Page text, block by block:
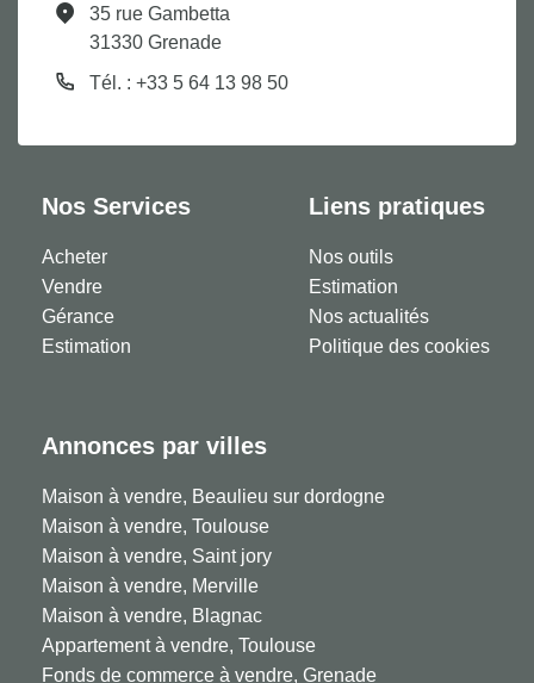
35 rue Gambetta
31330 Grenade
Tél. : +33 5 64 13 98 50
Nos Services
Acheter
Vendre
Gérance
Estimation
Liens pratiques
Nos outils
Estimation
Nos actualités
Politique des cookies
Annonces par villes
Maison à vendre, Beaulieu sur dordogne
Maison à vendre, Toulouse
Maison à vendre, Saint jory
Maison à vendre, Merville
Maison à vendre, Blagnac
Appartement à vendre, Toulouse
Fonds de commerce à vendre, Grenade